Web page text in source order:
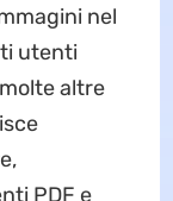
nel
utenti
altre
PDF e